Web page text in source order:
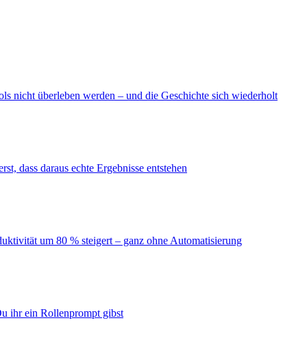
nicht überleben werden – und die Geschichte sich wiederholt
dass daraus echte Ergebnisse entstehen
um 80 % steigert – ganz ohne Automatisierung
ihr ein Rollenprompt gibst